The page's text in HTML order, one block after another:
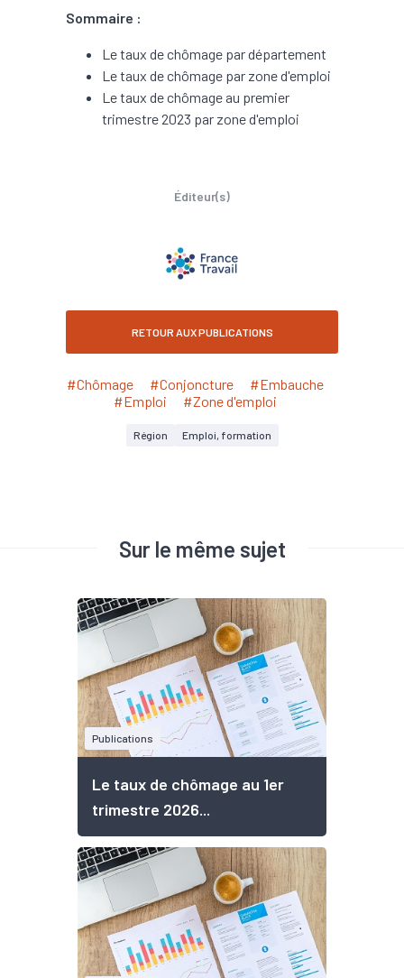
Sommaire :
Le taux de chômage par département
Le taux de chômage par zone d'emploi
Le taux de chômage au premier
trimestre 2023 par zone d'emploi
Éditeur(s)
RETOUR AUX PUBLICATIONS
#Chômage #Conjoncture
#Embauche
#Emploi
#Zone d'emploi
Région Emploi, formation
Sur le même sujet
Publications
Le taux de chômage au 1er
trimestre 2026...